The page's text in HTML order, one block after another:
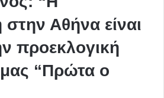
Αθήνα είναι
προεκλογική
“Πρώτα ο